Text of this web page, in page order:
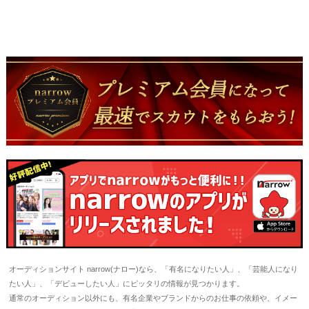
オーディションサイト narrow(ナロー)なら、「有名になりたい人」、「芸能人になり
たい人」、「デビューしたい人」にピッタリの情報が見つかります。
通常のオーディション以外にも、有名企業やブランドからのお仕事の依頼や、イメー